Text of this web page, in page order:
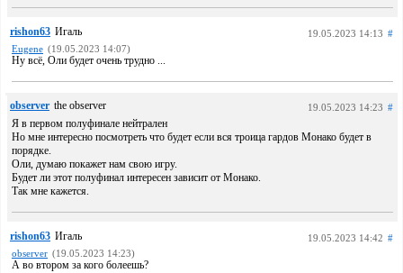
rishon63 Игаль 19.05.2023 14:13 #
Eugene (19.05.2023 14:07)
Ну всё, Оли будет очень трудно ...
observer the observer 19.05.2023 14:23 #
Я в первом полуфинале нейтрален
Но мне интересно посмотреть что будет если вся троица гардов Монако будет в
порядке.
Оли, думаю покажет нам свою игру.
Будет ли этот полуфинал интересен зависит от Монако.
Так мне кажется.
rishon63 Игаль 19.05.2023 14:42 #
observer (19.05.2023 14:23)
А во втором за кого болеешь?